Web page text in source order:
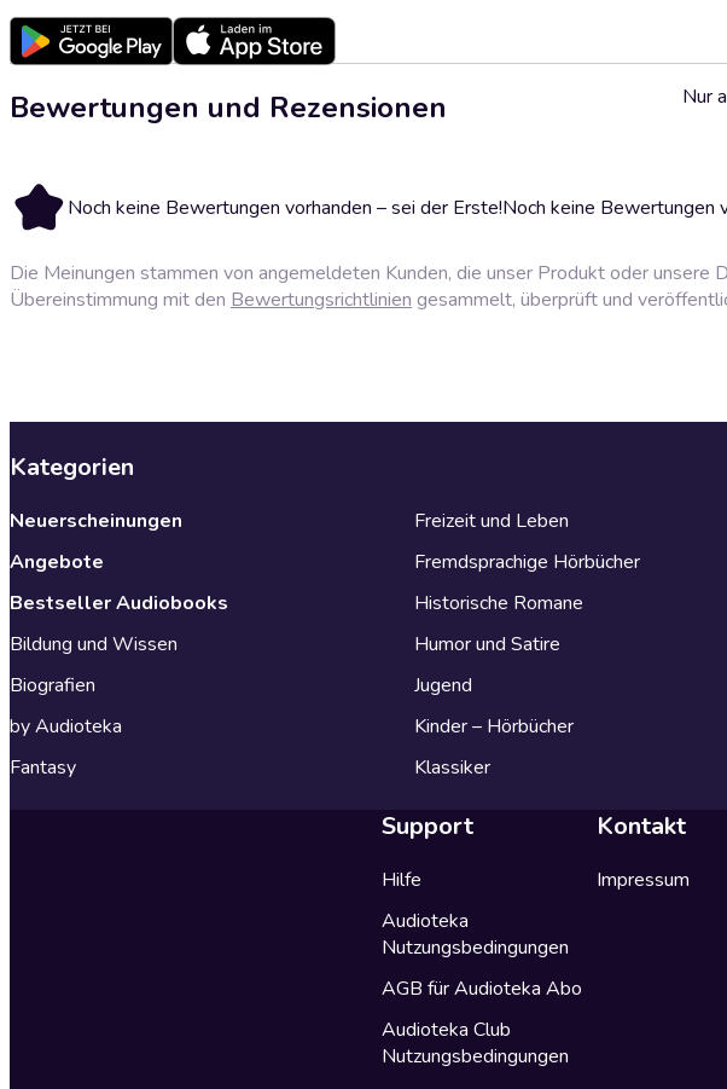
Bewertungen und Rezensionen
Noch keine Bewertungen vorhanden – sei der Erste!Noch keine Bewertungen
Nur
Die Meinungen stammen von angemeldeten Kunden, die unser Produkt oder unsere
Übereinstimmung mit den Bewertungsrichtlinien gesammelt, überprüft und
Kategorien
Neuerscheinungen
Angebote
Bestseller Audiobooks
Bildung und Wissen
Biografien
by Audioteka
Fantasy
Freizeit und Leben
Fremdsprachige Hörbücher
Historische Romane
Humor und Satire
Jugend
Kinder – Hörbücher
Klassiker
Support
Hilfe
Audioteka
Nutzungsbedingungen
AGB für Audioteka Abo
Audioteka Club
Nutzungsbedingungen
Kontakt
Impressum